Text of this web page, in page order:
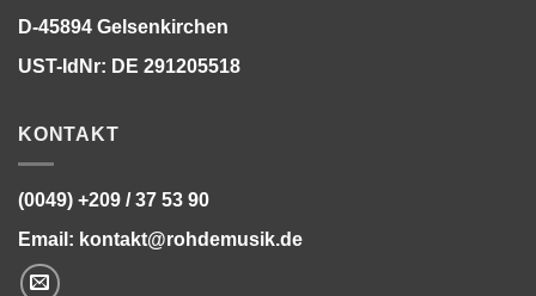
D-45894 Gelsenkirchen
UST-IdNr: DE 291205518
KONTAKT
(0049) +209 / 37 53 90
Email: kontakt@rohdemusik.de